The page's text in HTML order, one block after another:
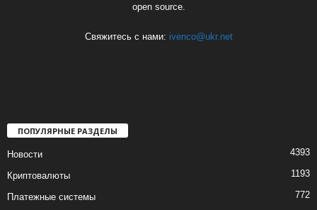
open source.
Свяжитесь с нами: ivenco@ukr.net
ПОПУЛЯРНЫЕ РАЗДЕЛЫ
Новости 4393
Криптовалюты 1193
Платежные системы 772